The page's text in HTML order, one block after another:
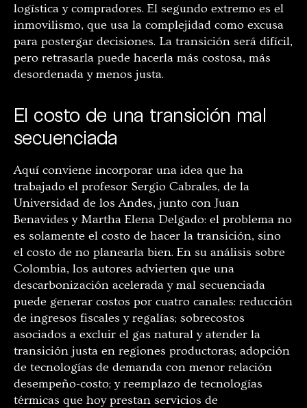
logística y compradores. El segundo extremo es el
inmovilismo, que usa la complejidad como excusa
para postergar decisiones. La transición será difícil,
pero retrasarla puede hacerla más costosa, más
desordenada y menos justa.
El costo de una transición mal
secuenciada
Aquí conviene incorporar una idea que ha
trabajado el profesor Sergio Cabrales, de la
Universidad de los Andes, junto con Juan
Benavides y Martha Elena Delgado: el problema no
es solamente el costo de hacer la transición, sino
el costo de no planearla bien. En su análisis sobre
Colombia, los autores advierten que una
descarbonización acelerada y mal secuenciada
puede generar costos por cuatro canales: reducción
de ingresos fiscales y regalías; sobrecostos
asociados a excluir el gas natural y atender la
transición justa en regiones productoras; adopción
de tecnologías de demanda con menor relación
desempeño-costo; y reemplazo de tecnologías
térmicas que hoy prestan servicios de